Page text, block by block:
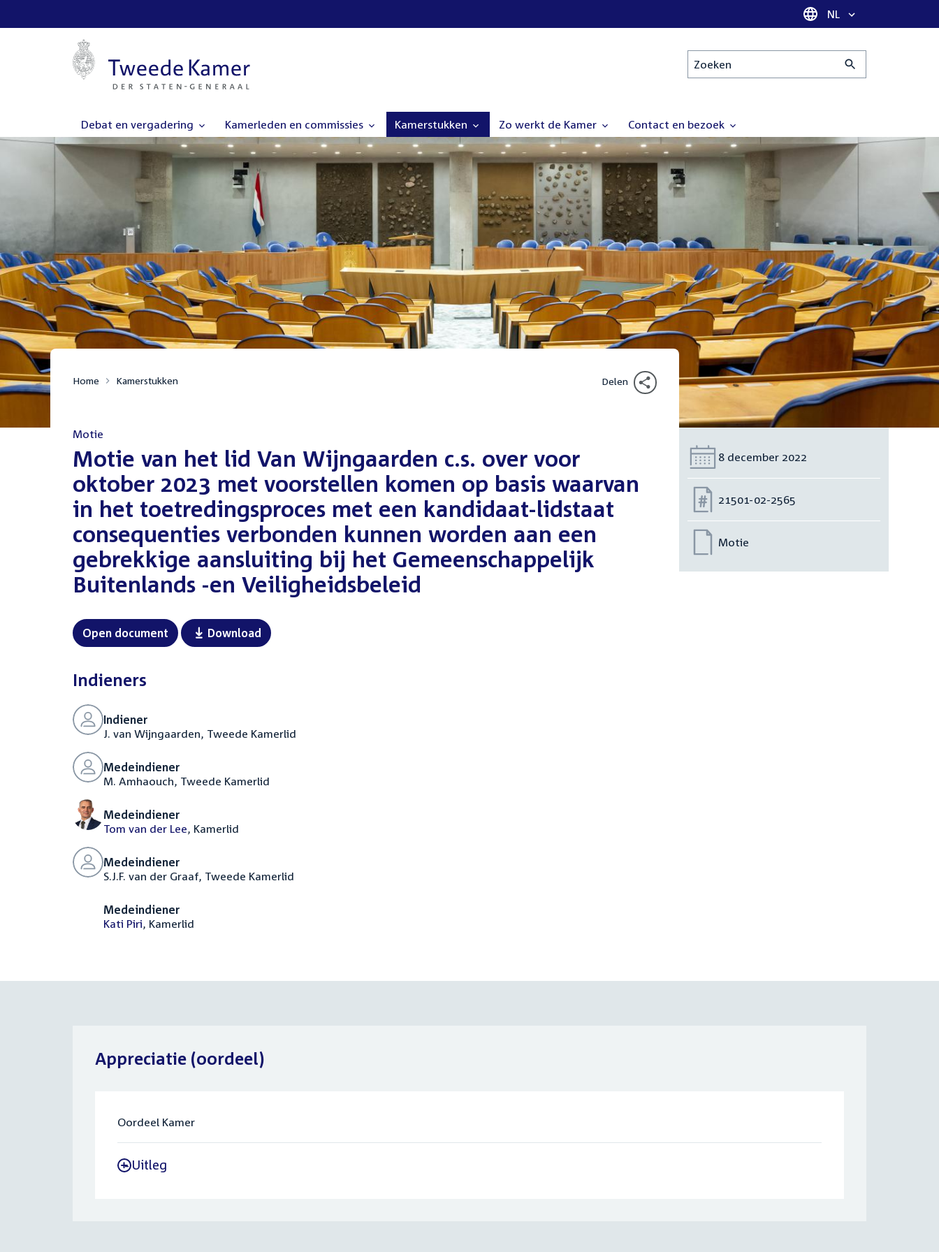
Taal selectie
NL
Zoeken
Debat en vergadering Kamerleden en commissies Kamerstukken Zo werkt de Kamer Contact en bezoek
Home Kamerstukken Delen
Motie
:Motie van het lid Van Wijngaarden c.s. over voor
oktober 2023 met voorstellen komen op basis waarvan
in het toetredingsproces met een kandidaat-lidstaat
consequenties verbonden kunnen worden aan een
gebrekkige aansluiting bij het Gemeenschappelijk
Buitenlands -en Veiligheidsbeleid
Open document Download
Indieners
Indiener
J. van Wijngaarden, Tweede Kamerlid
Medeindiener
M. Amhaouch, Tweede Kamerlid
Medeindiener
Tom van der Lee, Kamerlid
Medeindiener
S.J.F. van der Graaf, Tweede Kamerlid
Medeindiener
Kati Piri, Kamerlid
Datum:
8 december 2022
Nummer:
21501-02-2565
Motie
Appreciatie (oordeel)
Oordeel Kamer
- Uitleg